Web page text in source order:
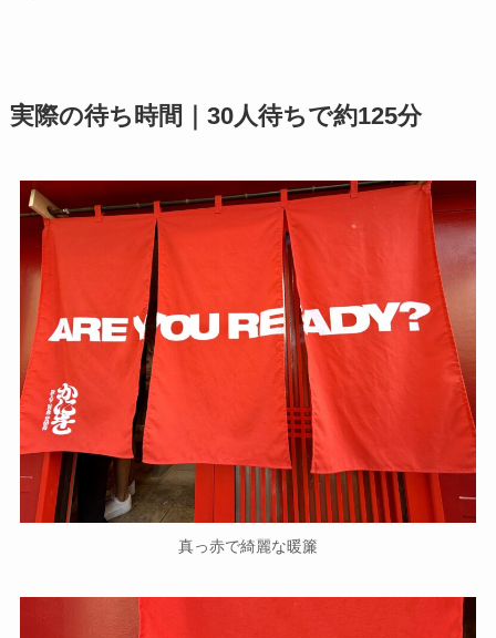
実際の待ち時間｜30人待ちで約125分
真っ赤で綺麗な暖簾